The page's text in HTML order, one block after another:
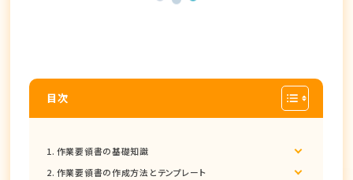
目次
作業要領書の基礎知識
作業要領書の作成方法とテンプレート